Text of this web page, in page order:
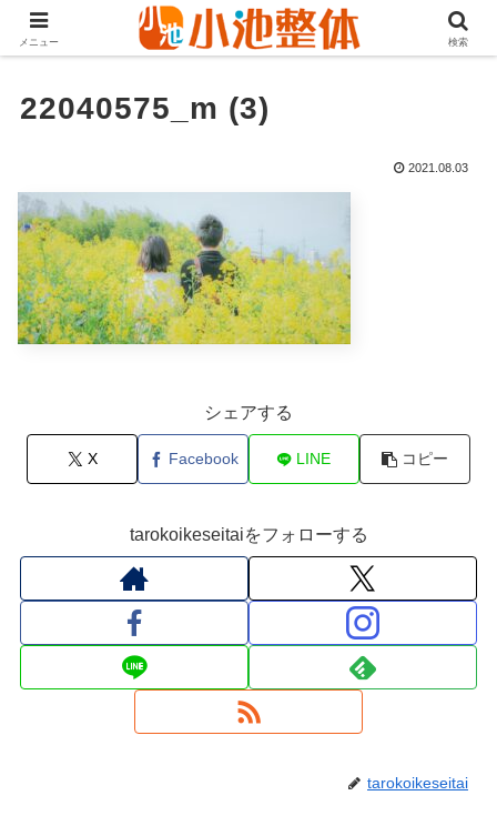
ＪＲ山手線高田馬場駅より徒歩3分・早稲田・新大久保からも至近
22040575_m (3)
2021.08.03
シェアする
X Facebook LINE コピー
tarokoikeseitaiをフォローする
tarokoikeseitai
メニュー 検索